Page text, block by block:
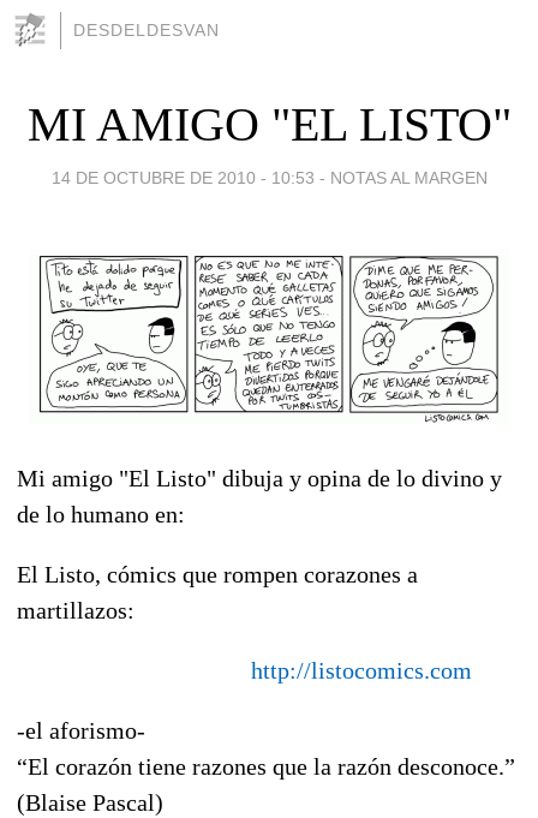
DESDELDESVAN
MI AMIGO "EL LISTO"
14 DE OCTUBRE DE 2010 - 10:53 - NOTAS AL MARGEN
Mi amigo "El Listo" dibuja y opina de lo divino y
de lo humano en:
El Listo, cómics que rompen corazones a
martillazos:
http://listocomics.com
-el aforismo-
“El corazón tiene razones que la razón desconoce.”
(Blaise Pascal)